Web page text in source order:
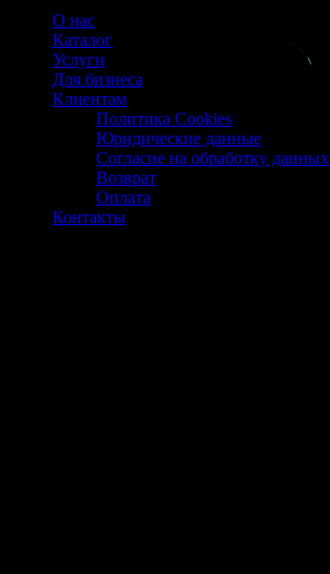
О нас
Каталог
Услуги
Для бизнеса
Клиентам
Политика Cookies
Юридические данные
Согласие на обработку данных
Возврат
Оплата
Контакты